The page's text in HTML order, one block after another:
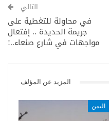
التالي
في محاولة للتغطية على
جريمة الحديدة .. إفتعال
مواجهات في شارع صنعاء..!
المزيد عن المؤلف
اليمن